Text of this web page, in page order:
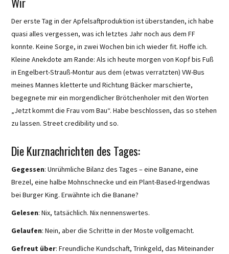
Der erste Tag in der Apfelsaftproduktion ist überstanden, ich habe
quasi alles vergessen, was ich letztes Jahr noch aus dem FF
konnte. Keine Sorge, in zwei Wochen bin ich wieder fit. Hoffe ich.
Kleine Anekdote am Rande: Als ich heute morgen von Kopf bis Fuß
in Engelbert-Strauß-Montur aus dem (etwas verratzten) VW-Bus
meines Mannes kletterte und Richtung Bäcker marschierte,
begegnete mir ein morgendlicher Brötchenholer mit den Worten
„Jetzt kommt die Frau vom Bau“. Habe beschlossen, das so stehen
zu lassen. Street credibility und so.
Die Kurznachrichten des Tages:
Gegessen: Unrühmliche Bilanz des Tages – eine Banane, eine
Brezel, eine halbe Mohnschnecke und ein Plant-Based-Irgendwas
bei Burger King. Erwähnte ich die Banane?
Gelesen: Nix, tatsächlich. Nix nennenswertes.
Gelaufen: Nein, aber die Schritte in der Moste vollgemacht.
Gefreut über: Freundliche Kundschaft, Trinkgeld, das Miteinander